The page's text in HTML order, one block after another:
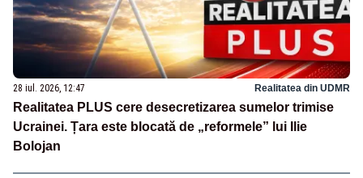
28 iul. 2026, 12:47 Realitatea din UDMR
Realitatea PLUS cere desecretizarea sumelor trimise
Ucrainei. Țara este blocată de „reformele” lui Ilie
Bolojan